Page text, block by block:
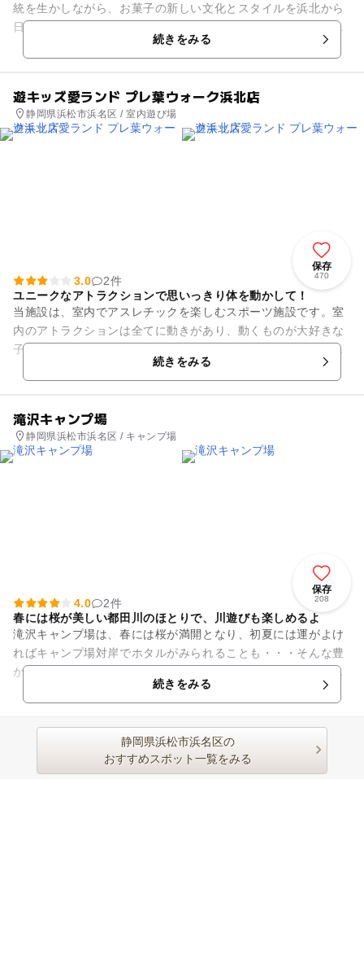
統を生かしながら、お菓子の新しい文化とスタイルを浜北から
日本中に発信する提案型のスイーツ・コミュニティです。ま
た、ここでしか味わえない出来...
続きをみる
遊キッズ愛ランド プレ葉ウォーク浜北店
静岡県浜松市浜名区 / 室内遊び場
保存
470
3.0
2件
ユニークなアトラクションで思いっきり体を動かして！
当施設は、室内でアスレチックを楽しむスポーツ施設です。室
内のアトラクションは全てに動きがあり、動くものが大好きな
子ども達の好奇心を引きつけます。「遊んでみたい！」という
意欲がそそられ、思い切り体...続きをみる
滝沢キャンプ場
静岡県浜松市浜名区 / キャンプ場
保存
208
4.0
2件
春には桜が美しい都田川のほとりで、川遊びも楽しめるよ
滝沢キャンプ場は、春には桜が満開となり、初夏には運がよけ
ればキャンプ場対岸でホタルがみられることも・・・そんな豊
かな都田川畔の自然の中にあるキャンプ場。無料で利用でき、
水道やトイレもあるため、キ...続きをみる
静岡県浜松市浜名区の
おすすめスポット一覧をみる